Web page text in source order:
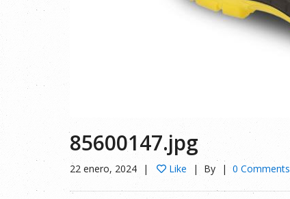
85600147.jpg
22 enero, 2024 Like By 0 Comments